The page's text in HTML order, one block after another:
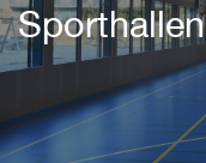
Sporthallen